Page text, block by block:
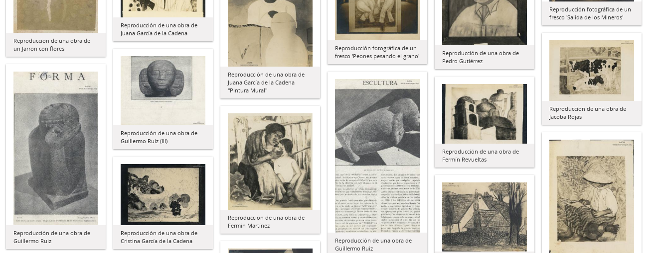
Reproducción fotográfica de un
fresco 'Salida de los Mineros'
Reproducción fotográfica de un
fresco 'Peones pesando el grano'
Reproducción de una obra de
un Jarrón con flores
Reproducción de una obra de
Pedro Gutiérrez
Reproducción de una obra de
Juana García de la Cadena
"Pintura Mural"
Reproducción de una obra de
Juana García de la Cadena
Reproducción de una obra de
Jacoba Rojas
Reproducción de una obra de
Guillermo Ruiz (III)
Reproducción de una obra de
Guillermo Ruiz
Reproducción de una obra de
Guillermo Ruiz
Reproducción de una obra de
Fermín Revueltas
Reproducción de una obra de
Fermín Martínez
Reproducción de una obra de
Cristina García de la Cadena